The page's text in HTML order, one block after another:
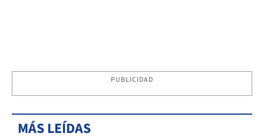
PUBLICIDAD
MÁS LEÍDAS